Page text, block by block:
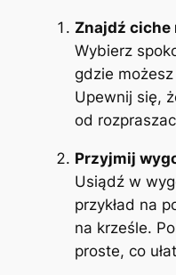
Znajdź ciche
Wybierz
gdzie
Upewnij się,
od
Przyjmij
Usiądź w
przykład na
na krześle.
proste, co